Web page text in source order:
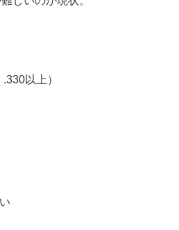
以上）